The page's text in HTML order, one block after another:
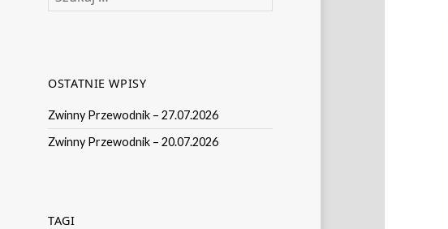
OSTATNIE WPISY
Zwinny Przewodnik – 27.07.2026
Zwinny Przewodnik – 20.07.2026
TAGI